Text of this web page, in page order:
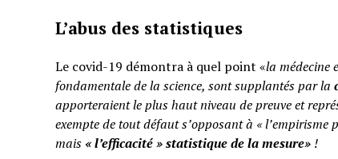
L’abus des statistiques
Le covid-19 démontra à quel point «la médecine
fondamentale de la science, sont supplantés par la
apporteraient le plus haut niveau de preuve et
exempte de tout défaut s’opposant à «
mais «l’efficacité » statistique de la mesure» !